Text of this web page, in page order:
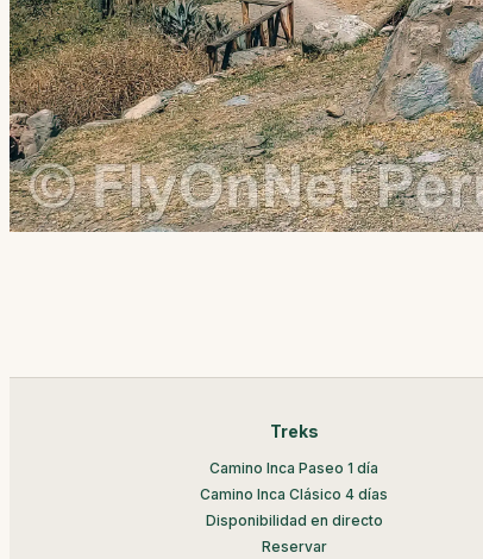
Treks
Camino Inca Paseo 1 día
Camino Inca Clásico 4 días
Disponibilidad en directo
Reservar